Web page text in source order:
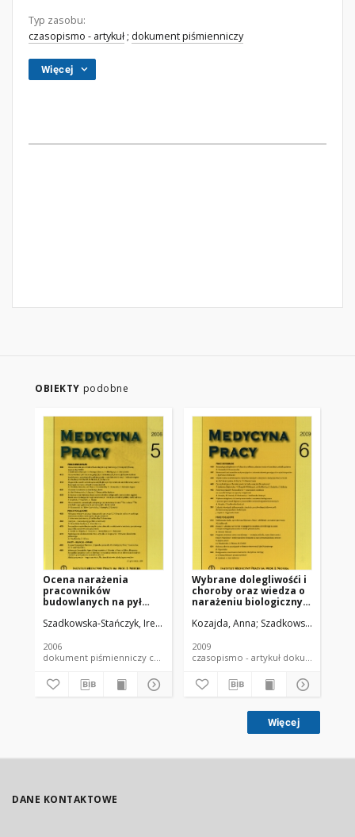
Typ zasobu:
czasopismo - artykuł ; dokument piśmienniczy
Więcej
OBIEKTY podobne
Ocena narażenia
pracowników
budowlanych na pył
krystaliczną
Szadkowska-Stańczyk, Irena Stroszejn-Mrowca, Grażyna
2006
dokument piśmienniczy czasopismo - artykuł
Wybrane dolegliwośći i
choroby oraz wiedza o
narażeniu biologicznym
higieny u pracowników
komunalnych.
Kozajda, Anna Szadkowska-
2009
czasopismo - artykuł
Więcej
DANE KONTAKTOWE